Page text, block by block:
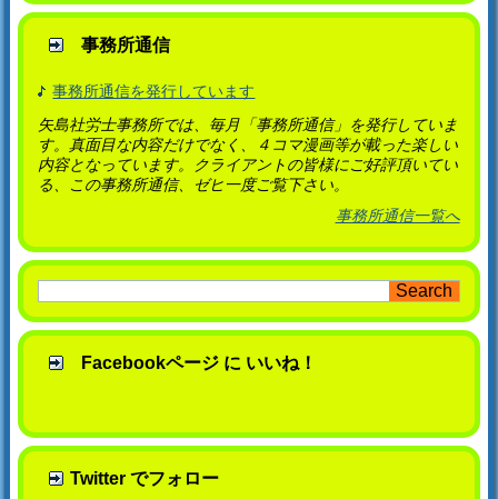
事務所通信
事務所通信を発行しています
矢島社労士事務所では、毎月「事務所通信」を発行していま
す。真面目な内容だけでなく、４コマ漫画等が載った楽しい
内容となっています。クライアントの皆様にご好評頂いてい
る、この事務所通信、ゼヒ一度ご覧下さい。
事務所通信一覧へ
Facebookページ に いいね！
Twitter でフォロー